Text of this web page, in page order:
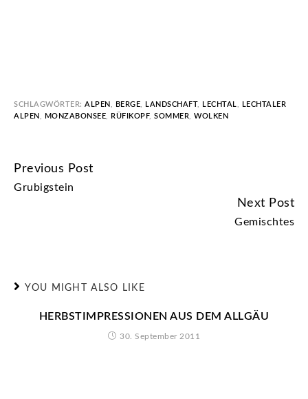
SCHLAGWÖRTER: ALPEN BERGE LANDSCHAFT, LECHTAL
LECHTALER
ALPEN
MONZABONSEE RÜFIKOPF, SOMMER WOLKEN
CONTINUE
READING
Previous Post
Grubigstein
Next Post
Gemischtes
YOU MIGHT ALSO LIKE
HERBSTIMPRESSIONEN AUS DEM ALLGÄU
30. September 2011